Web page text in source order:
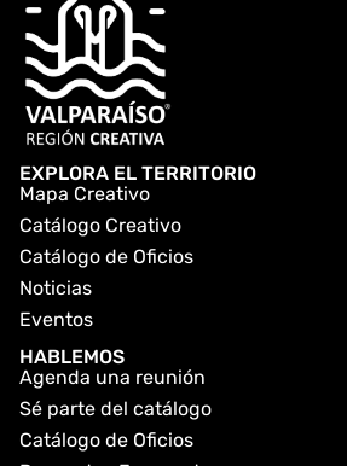
EXPLORA EL TERRITORIO
Mapa Creativo
Catálogo Creativo
Catálogo de Oficios
Noticias
Eventos
HABLEMOS
Agenda una reunión
Sé parte del catálogo
Catálogo de Oficios